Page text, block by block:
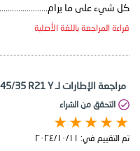
كل شيء على ما يرام.........................
قراءة المراجعة باللغة الأصلية
مراجعة الإطارات لـ Michelin Pilot Sport 4 S 245/35 R21 Y
التحقق من الشراء
تم التقييم في: ١١‏/١٠‏/٢٠٢٤